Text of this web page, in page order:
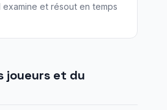
examine et résout en temps
joueurs et du